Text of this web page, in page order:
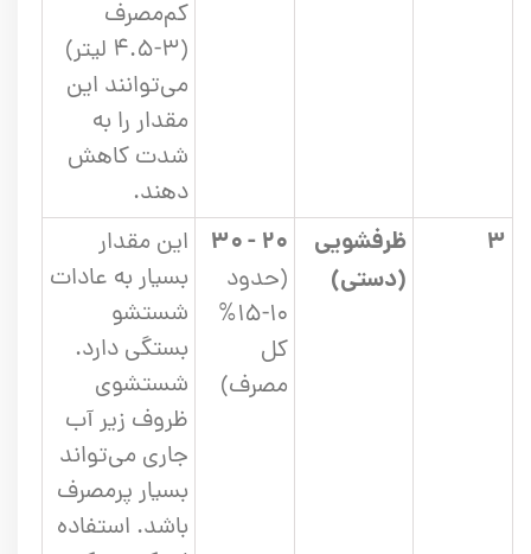
کم‌مصرف
(۳-۴.۵ لیتر)
می‌توانند این
مقدار را به
شدت کاهش
دهند.
۳
ظرفشویی
(دستی)
۲۰ - ۳۰
(حدود
۱۰-۱۵%
کل
مصرف)
این مقدار
بسیار به عادات
شستشو
بستگی دارد.
شستشوی
ظروف زیر آب
جاری می‌تواند
بسیار پرمصرف
باشد. استفاده